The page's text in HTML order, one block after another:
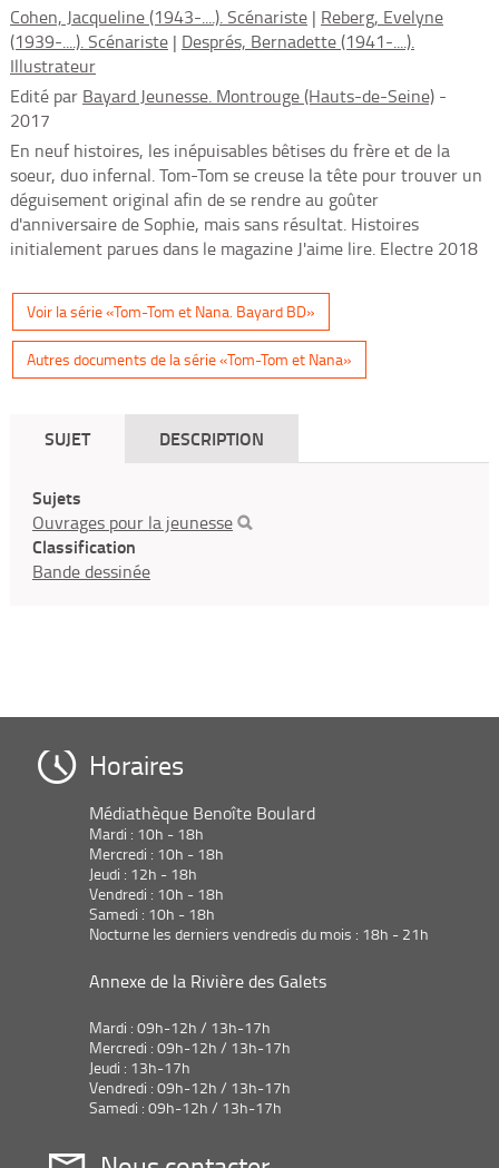
Cohen, Jacqueline (1943-....). Scénariste | Reberg, Evelyne
(1939-....). Scénariste | Després, Bernadette (1941-....).
Illustrateur
Edité par Bayard Jeunesse. Montrouge (Hauts-de-Seine) -
2017
En neuf histoires, les inépuisables bêtises du frère et de la
soeur, duo infernal. Tom-Tom se creuse la tête pour trouver un
déguisement original afin de se rendre au goûter
d'anniversaire de Sophie, mais sans résultat. Histoires
initialement parues dans le magazine J'aime lire. Electre 2018
Voir la série «Tom-Tom et Nana. Bayard BD»
Autres documents de la série «Tom-Tom et Nana»
SUJET DESCRIPTION
Sujets
Ouvrages pour la jeunesse
Classification
Bande dessinée
Horaires
Médiathèque Benoîte Boulard
Mardi : 10h - 18h
Mercredi : 10h - 18h
Jeudi : 12h - 18h
Vendredi : 10h - 18h
Samedi : 10h - 18h
Nocturne les derniers vendredis du mois : 18h - 21h
Annexe de la Rivière des Galets
Mardi : 09h-12h / 13h-17h
Mercredi : 09h-12h / 13h-17h
Jeudi : 13h-17h
Vendredi : 09h-12h / 13h-17h
Samedi : 09h-12h / 13h-17h